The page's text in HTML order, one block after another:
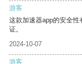
游客
这款加速器app的安全
证。
2024-10-07
游客